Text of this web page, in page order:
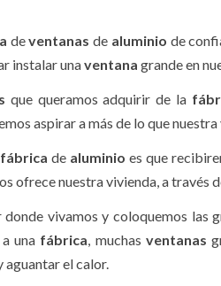
deventanas de aluminio de
instalar unaventana grande en
que queramos adquirir de la
aspirar a más de lo que
fábrica de aluminio es que
ofrece nuestra vivienda, a través
vivamos y coloquemos las
una fábrica , muchas ventanas
el calor.